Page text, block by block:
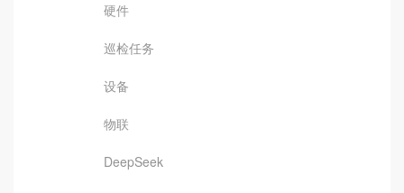
硬件
巡检任务
设备
物联
DeepSeek